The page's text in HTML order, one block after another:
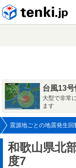
台風13号
大型で非常
ます
震源地ごとの地震発生回
和歌山県北
度7